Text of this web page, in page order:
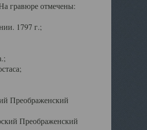
гравюре отмечены:
1797 г.;
Преображенский
Преображенский